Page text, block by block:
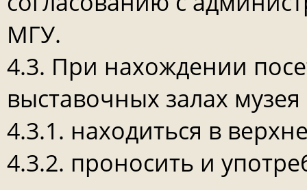
МГУ.
4.3. При нахождении
выставочных залах
4.3.1. находиться в
4.3.2. проносить и